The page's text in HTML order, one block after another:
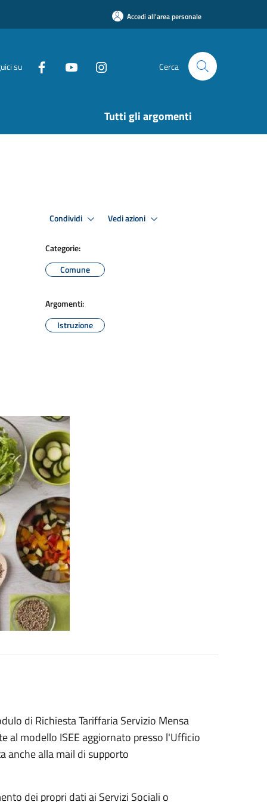
Accedi all'area personale
su Cerca
Tutti gli argomenti
Condividi Vedi azioni
Categorie:
Comune
Argomenti:
Istruzione
di Richiesta Tariffaria Servizio Mensa
al modello ISEE aggiornato presso l'Ufficio
anche alla mail di supporto
dei propri dati ai Servizi Sociali o